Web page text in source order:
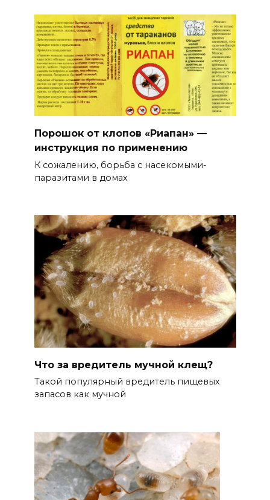
Порошок от клопов «Риапан» —
инструкция по применению
К сожалению, борьба с насекомыми-
паразитами в домах
Что за вредитель мучной клещ?
Такой популярный вредитель пищевых
запасов как мучной